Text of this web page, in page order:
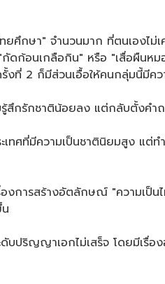
ศึกษา" จำนวนมาก ที่ตนเองไม่
ดก้อนเกลือกิน" หรือ "เสื่อผืนห
งที่ 2 ก็มีส่วนเอื้อให้คนกลุ่มนี้มีค
รู้สึกรักชาติน้อยลง แต่กลับตั้งค
ะเทศที่มีความเป็นชาตินิยมสูง
องการสร้างอัตลักษณ์ "ความเ
บปริญญาเอกไม่เสร็จ โดยมีเรื่